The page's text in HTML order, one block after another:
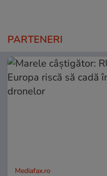
PARTENERI
Mediafax.ro